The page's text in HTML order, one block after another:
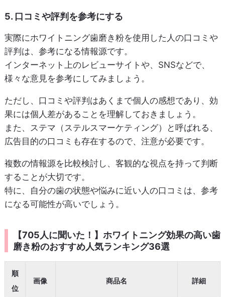
5. 口コミや評判を参考にする
実際にホワイトニング歯磨き粉を使用した人の口コミや
評判は、参考になる情報源です。
インターネット上のレビューサイトや、SNSなどで、
様々な意見を参考にしてみましょう。
ただし、口コミや評判はあくまで個人の感想であり、効
果には個人差があることを理解しておきましょう。
また、ステマ（ステルスマーケティング）と呼ばれる、
広告目的の口コミも存在するので、注意が必要です。
複数の情報源を比較検討し、客観的な視点を持って判断
することが大切です。
特に、自分の歯の状態や悩みに近い人の口コミは、参考
になる可能性が高いでしょう。
【705人に聞いた！】ホワイトニング効果の高い歯
磨き粉のおすすめ人気ランキング36選
順
位
画像 商品名 詳細